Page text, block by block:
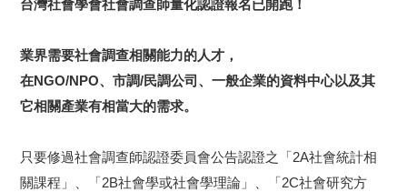
台灣社會學會社會調查師量化認證報名已開跑！
業界需要社會調查相關能力的人才，
在NGO/NPO、市調/民調公司、一般企業的資料中心以及其
它相關產業有相當大的需求。
只要修過社會調查師認證委員會公告認證之「2A社會統計相
關課程 」、「2B社會學或社會學理論」、「2C社會研究方